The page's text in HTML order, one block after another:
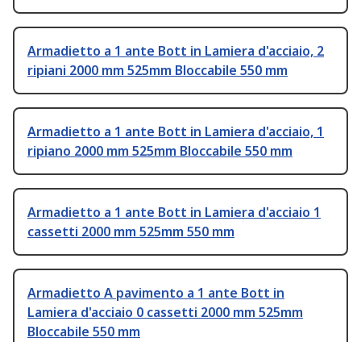
Armadietto a 1 ante Bott in Lamiera d'acciaio, 2
ripiani 2000 mm 525mm Bloccabile 550 mm
Armadietto a 1 ante Bott in Lamiera d'acciaio, 1
ripiano 2000 mm 525mm Bloccabile 550 mm
Armadietto a 1 ante Bott in Lamiera d'acciaio 1
cassetti 2000 mm 525mm 550 mm
Armadietto A pavimento a 1 ante Bott in
Lamiera d'acciaio 0 cassetti 2000 mm 525mm
Bloccabile 550 mm